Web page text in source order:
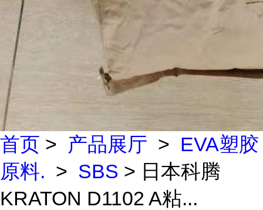
首页 > 产品展厅 > EVA塑胶
原料. > SBS > 日本科腾
KRATON D1102 A粘...